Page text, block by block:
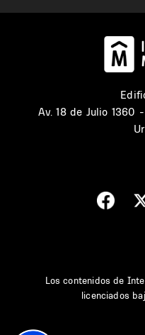
Av. 18 de Julio 1360
Los contenidos de
licenciados